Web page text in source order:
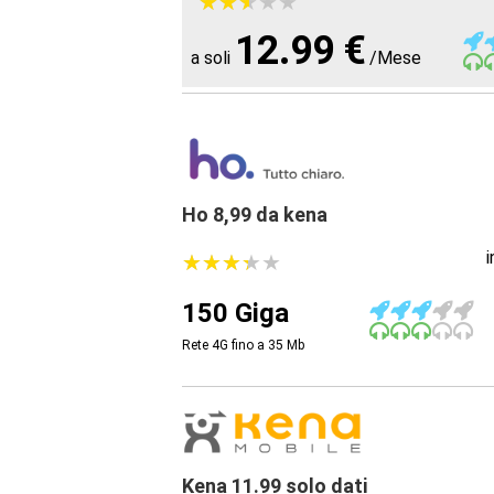
a soli 12.99 € /Mese
Ho 8,99 da kena
★★★★★
★★★★★
150 Giga
Rete 4G fino a 35 Mb
Kena 11.99 solo dati